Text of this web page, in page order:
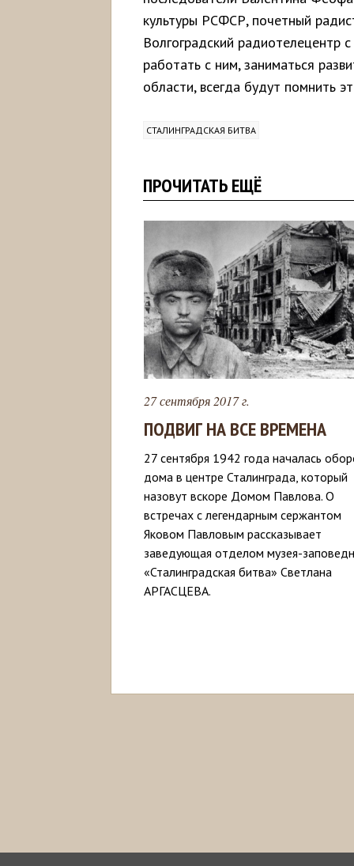
культуры РСФСР, почетный
Волгоградский радиотелецентр
работать с ним, заниматься
области, всегда будут помнить
СТАЛИНГРАДСКАЯ БИТВА
ПРОЧИТАТЬ ЕЩЁ
27 сентября 2017 г.
ПОДВИГ НА ВСЕ ВРЕМЕНА
27 сентября 1942 года началась
дома в центре Сталинграда, который
назовут вскоре Домом Павлова. О
встречах с легендарным сержантом
Яковом Павловым рассказывает
заведующая отделом музея-
«Сталинградская битва» Светлана
АРГАСЦЕВА.